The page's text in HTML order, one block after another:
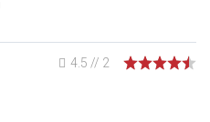
4.5 // 2